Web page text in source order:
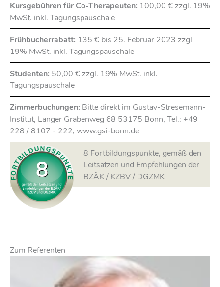
Kursgebühren für Co-Therapeuten: 100,00 € zzgl. 19%
MwSt. inkl. Tagungspauschale
Frühbucherrabatt: 135 € bis 25. Februar 2023 zzgl.
19% MwSt. inkl. Tagungspauschale
Studenten: 50,00 € zzgl. 19% MwSt. inkl.
Tagungspauschale
Zimmerbuchungen: Bitte direkt im Gustav-Stresemann-
Institut, Langer Grabenweg 68 53175 Bonn, Tel.: +49
228 / 8107 - 222, www.gsi-bonn.de
8
8 Fortbildungspunkte, gemäß den
Leitsätzen und Empfehlungen der
BZÄK / KZBV / DGZMK
Zum Referenten